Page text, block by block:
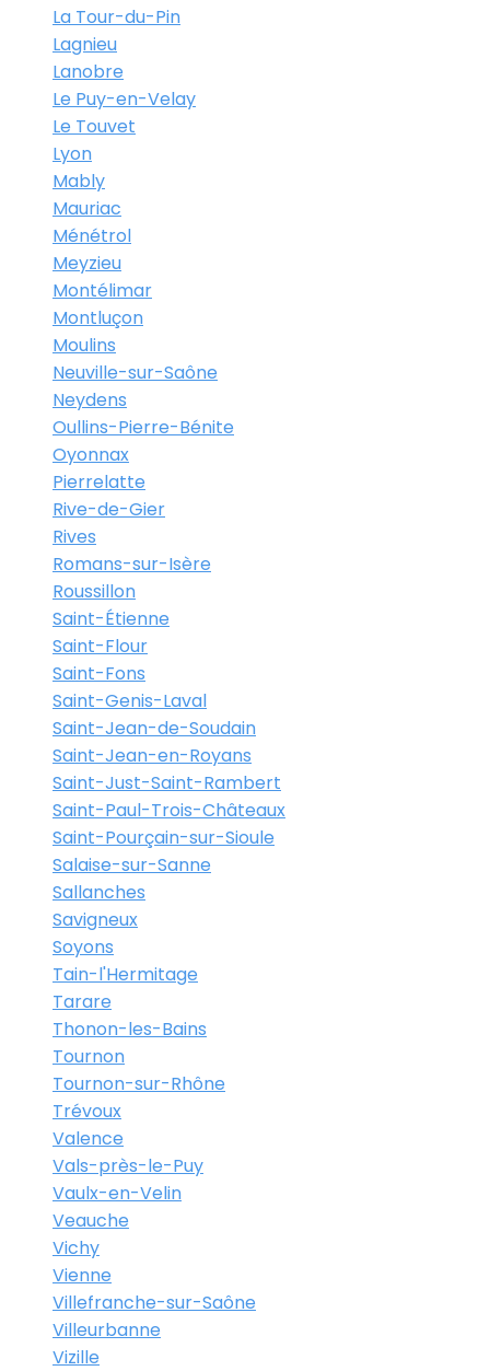
La Tour-du-Pin
Lagnieu
Lanobre
Le Puy-en-Velay
Le Touvet
Lyon
Mably
Mauriac
Ménétrol
Meyzieu
Montélimar
Montluçon
Moulins
Neuville-sur-Saône
Neydens
Oullins-Pierre-Bénite
Oyonnax
Pierrelatte
Rive-de-Gier
Rives
Romans-sur-Isère
Roussillon
Saint-Étienne
Saint-Flour
Saint-Fons
Saint-Genis-Laval
Saint-Jean-de-Soudain
Saint-Jean-en-Royans
Saint-Just-Saint-Rambert
Saint-Paul-Trois-Châteaux
Saint-Pourçain-sur-Sioule
Salaise-sur-Sanne
Sallanches
Savigneux
Soyons
Tain-l'Hermitage
Tarare
Thonon-les-Bains
Tournon
Tournon-sur-Rhône
Trévoux
Valence
Vals-près-le-Puy
Vaulx-en-Velin
Veauche
Vichy
Vienne
Villefranche-sur-Saône
Villeurbanne
Vizille